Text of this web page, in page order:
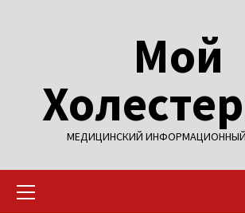
Мой
МЕДИЦИНСКИЙ ИНФОРМАЦИОННЫЙ
меню